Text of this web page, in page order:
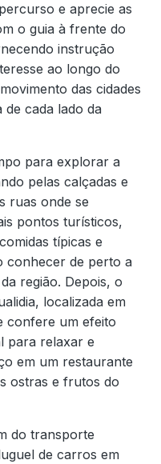
e aprecie as
o guia à frente do
instrução
ao longo do
das cidades
de cada lado da
para explorar a
pelas calçadas e
ruas onde se
pontos turísticos,
típicas e
conhecer de perto a
região. Depois, o
localizada em
confere um efeito
para relaxar e
em um restaurante
ostras e frutos do
do transporte
de carros em